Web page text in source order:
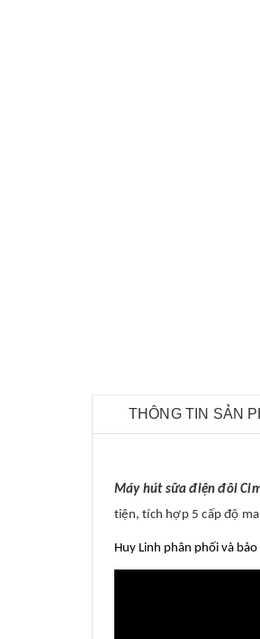
THÔNG TIN SẢN
Máy hút sữa điện đôi
tiện, tích hợp 5 cấp độ
Huy Linh phân phối và